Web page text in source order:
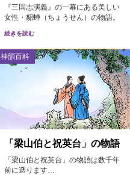
『三国志演義』の一幕にある美しい
女性・貂蝉（ちょうせん）の物語。
続きを読む
神韻百科
「梁山伯と祝英台」の物語
「梁山伯と祝英台」の物語は数千年
前に遡ります…